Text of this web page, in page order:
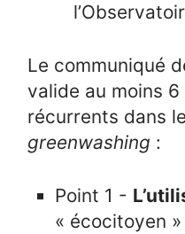
Le communiqué
valide au moins
récurrents dans
greenwashing :
Point 1 -
« écocitoyen »